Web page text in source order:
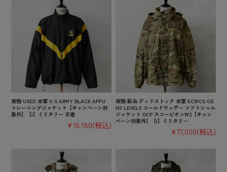
実物 USED 米軍 U.S.ARMY BLACK APFU
トレーニングジャケット【キャンペーン対
象外】【I】ミリタリー 古着
¥15,180(税込)
実物 新品 デッドストック 米軍 ECWCS GE
N3 LEVEL5 コールドウェザー ソフトシェル
ジャケット OCP スコーピオンW2【キャン
ペーン対象外】【I】ミリタリー
¥77,000(税込)